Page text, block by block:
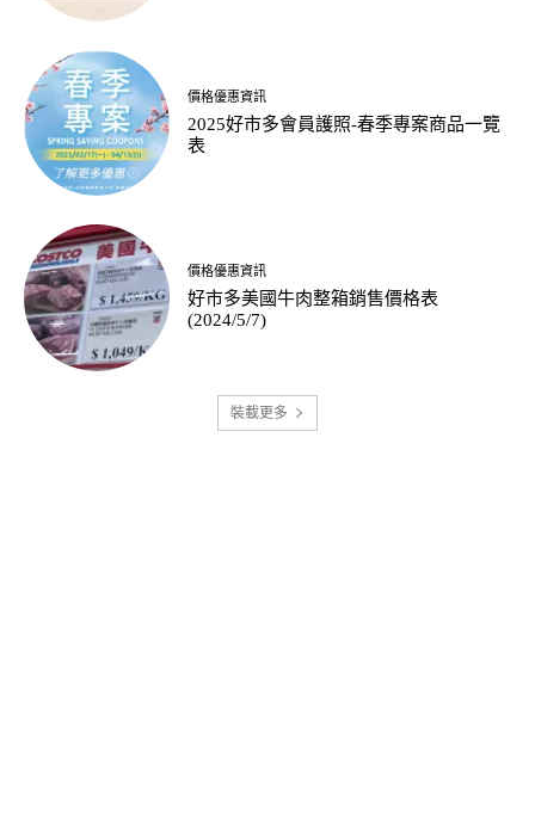
價格優惠資訊
2025好市多會員護照-春季專案商品一覽
表
價格優惠資訊
好市多美國牛肉整箱銷售價格表
(2024/5/7)
裝載更多